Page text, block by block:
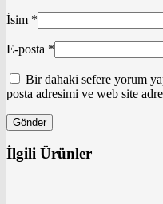
İsim *
E-posta *
Bir dahaki sefere yorum
posta adresimi ve web site
İlgili Ürünler